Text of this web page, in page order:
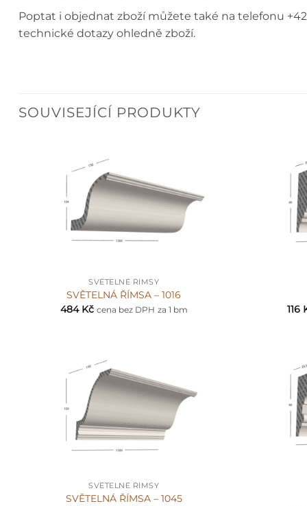
Poptat i objednat zboží můžete také na telefonu
technické dotazy ohledně zboží.
SOUVISEJÍCÍ PRODUKTY
SVĚTELNÉ ŘÍMSY
SVĚTELNÁ ŘÍMSA – 1016
484 Kč cena bez DPH za 1 bm
116
SVĚTELNÉ ŘÍMSY
SVĚTELNÁ ŘÍMSA – 1045